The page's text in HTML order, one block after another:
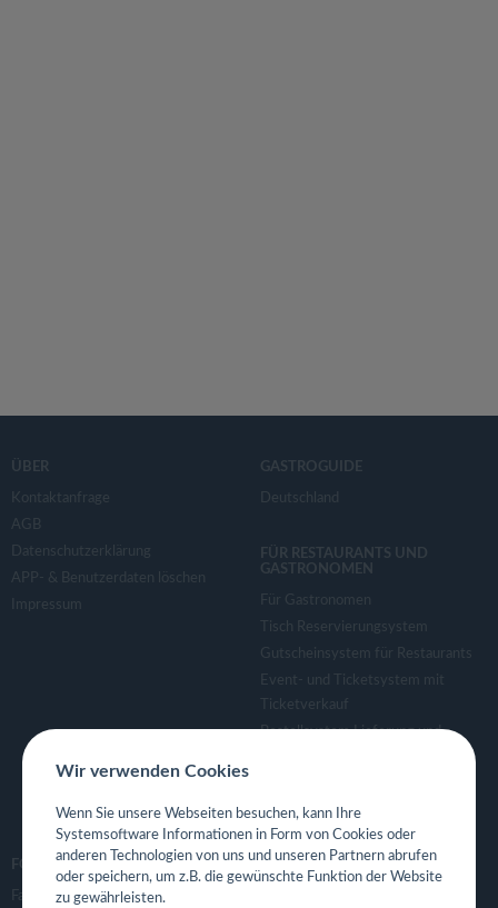
ÜBER
Kontaktanfrage
AGB
Datenschutzerklärung
APP- & Benutzerdaten löschen
Impressum
GASTROGUIDE
Deutschland
FÜR RESTAURANTS UND
GASTRONOMEN
Für Gastronomen
Tisch Reservierungsystem
Gutscheinsystem für Restaurants
Event- und Ticketsystem mit
Ticketverkauf
Bestellsystem Lieferung und
Eigene App für Restaurant
FOLGE UNS
Facebook
Wir verwenden Cookies
Wenn Sie unsere Webseiten besuchen, kann Ihre
Systemsoftware Informationen in Form von Cookies oder
anderen Technologien von uns und unseren Partnern abrufen
oder speichern, um z.B. die gewünschte Funktion der Website
zu gewährleisten.